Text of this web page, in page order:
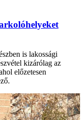
is lakossági
kizárólag az
előzetesen